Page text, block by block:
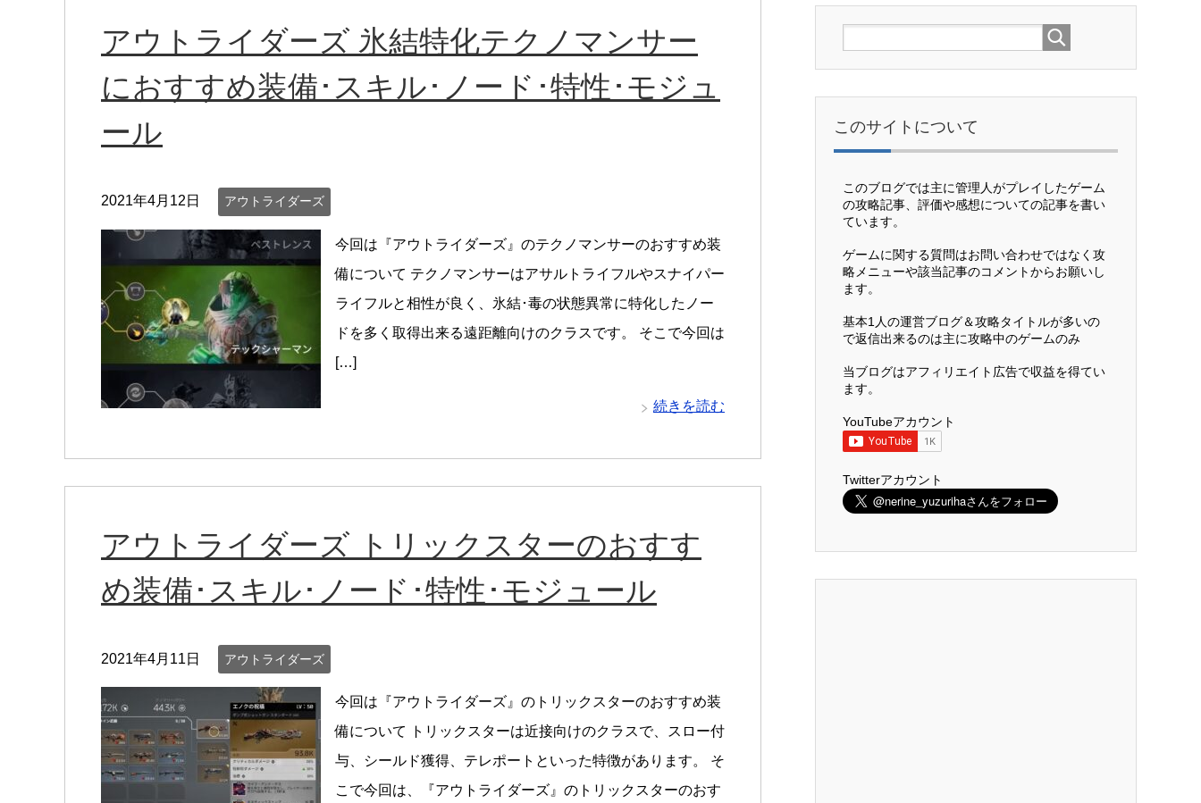
アウトライダーズ 氷結特化テクノマンサー
におすすめ装備･スキル･ノード･特性･モジュ
ール
2021年4月12日 アウトライダーズ
今回は『アウトライダーズ』のテクノマンサーのおすすめ装
備について テクノマンサーはアサルトライフルやスナイパー
ライフルと相性が良く、氷結･毒の状態異常に特化したノー
ドを多く取得出来る遠距離向けのクラスです。 そこで今回は
[…]
続きを読む
アウトライダーズ トリックスターのおすす
め装備･スキル･ノード･特性･モジュール
2021年4月11日 アウトライダーズ
今回は『アウトライダーズ』のトリックスターのおすすめ装
備について トリックスターは近接向けのクラスで、スロー付
与、シールド獲得、テレポートといった特徴があります。 そ
こで今回は、『アウトライダーズ』のトリックスターのおす
このサイトについて
このブログでは主に管理人がプレイしたゲーム
の攻略記事、評価や感想についての記事を書い
ています。
ゲームに関する質問はお問い合わせではなく攻
略メニューや該当記事のコメントからお願いし
ます。
基本1人の運営ブログ＆攻略タイトルが多いの
で返信出来るのは主に攻略中のゲームのみ
当ブログはアフィリエイト広告で収益を得てい
ます。
YouTubeアカウント
Twitterアカウント